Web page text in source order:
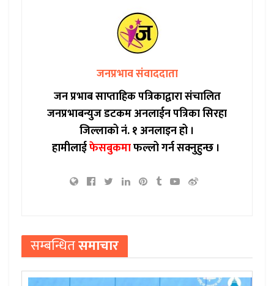
जनप्रभाव संवाददाता
जन प्रभाब साप्ताहिक पत्रिकाद्वारा संचालित
जनप्रभाबन्युज डटकम अनलाईन पत्रिका सिरहा
जिल्लाको नं. १ अनलाइन हो ।
हामीलाईफेसबुकमाफल्लो गर्न सक्नुहुन्छ ।
सम्बन्धितसमाचार